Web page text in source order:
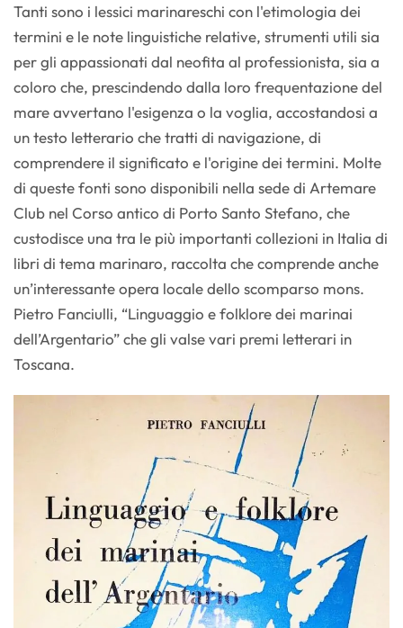
Tanti sono i lessici marinareschi con l'etimologia dei
termini e le note linguistiche relative, strumenti utili sia
per gli appassionati dal neofita al professionista, sia a
coloro che, prescindendo dalla loro frequentazione del
mare avvertano l'esigenza o la voglia, accostandosi a
un testo letterario che tratti di navigazione, di
comprendere il significato e l'origine dei termini. Molte
di queste fonti sono disponibili nella sede di Artemare
Club nel Corso antico di Porto Santo Stefano, che
custodisce una tra le più importanti collezioni in Italia di
libri di tema marinaro, raccolta che comprende anche
un’interessante opera locale dello scomparso mons.
Pietro Fanciulli, “Linguaggio e folklore dei marinai
dell’Argentario” che gli valse vari premi letterari in
Toscana.